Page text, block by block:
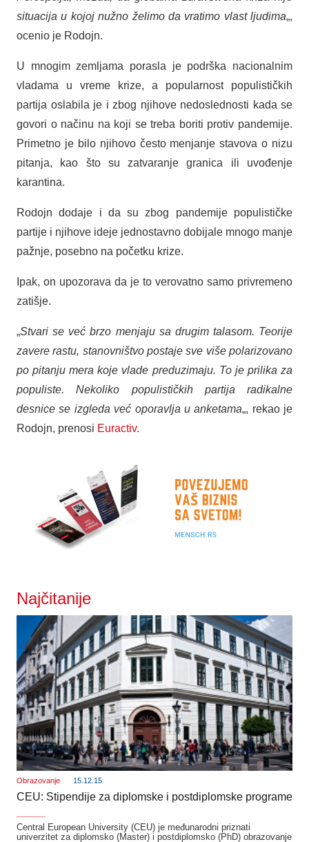
situacija u kojoj nužno želimo da vratimo vlast ljudima„,
ocenio je Rodojn.
U mnogim zemljama porasla je podrška nacionalnim
vladama u vreme krize, a popularnost populističkih
partija oslabila je i zbog njihove nedoslednosti kada se
govori o načinu na koji se treba boriti protiv pandemije.
Primetno je bilo njihovo često menjanje stavova o nizu
pitanja, kao što su zatvaranje granica ili uvođenje
karantina.
Rodojn dodaje i da su zbog pandemije populističke
partije i njihove ideje jednostavno dobijale mnogo manje
pažnje, posebno na početku krize.
Ipak, on upozorava da je to verovatno samo privremeno
zatišje.
„Stvari se već brzo menjaju sa drugim talasom. Teorije
zavere rastu, stanovništvo postaje sve više polarizovano
po pitanju mera koje vlade preduzimaju. To je prilika za
populiste. Nekoliko populističkih partija radikalne
desnice se izgleda već oporavlja u anketama„, rekao je
Rodojn, prenosi Euractiv.
Najčitanije
Obrazovanje 15.12.15
CEU: Stipendije za diplomske i postdiplomske programe
Central European University (CEU) je međunarodni priznati
univerzitet za diplomsko (Master) i postdiplomsko (PhD) obrazovanje